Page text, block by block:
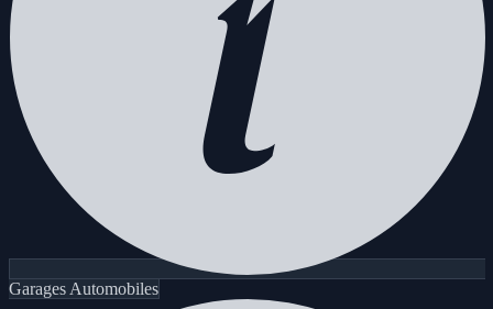
Garages Automobiles